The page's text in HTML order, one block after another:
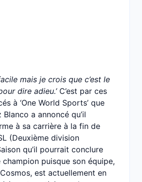
mais je crois que c’est le
dire adieu.’C’est par ces
à ‘One World Sports’ que
Blanco a annoncé qu’il
à sa carrière à la fin de
(Deuxième division
qu’il pourrait conclure
puisque son équipe,
est actuellement en